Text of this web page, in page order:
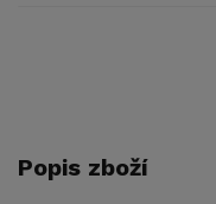
Popis zboží